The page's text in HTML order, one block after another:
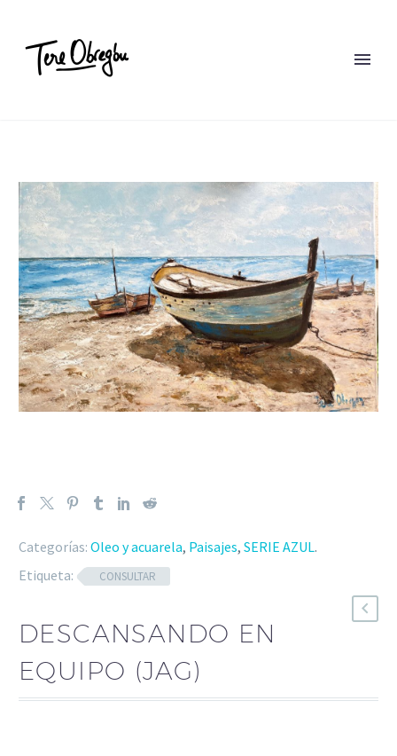
Categorías: Oleo y acuarela, Paisajes, SERIE AZUL.
Etiqueta:
CONSULTAR
DESCANSANDO EN
EQUIPO (JAG)